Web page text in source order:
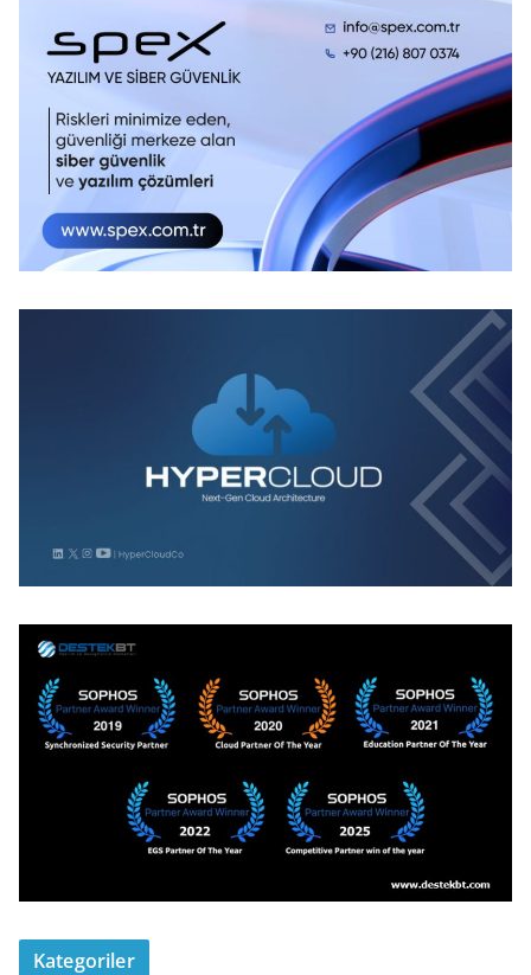
Kategoriler